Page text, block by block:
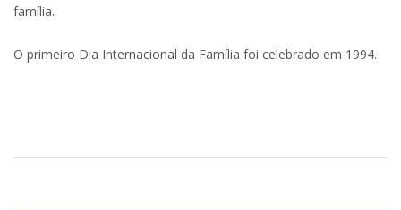
família.
O primeiro Dia Internacional da Família foi celebrado em 1994.